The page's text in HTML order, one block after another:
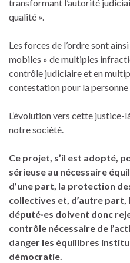
transformant l’autorité
qualité ».
Les forces de l’ordre sont
mobiles » de multiples
contrôle judiciaire et en
contestation pour la personne
L’évolution vers cette justice-
notre société.
Ce projet, s’il est adopté,
sérieuse au nécessaire
d’une part, la protection
collectives et, d’autre part,
député·es doivent donc
contrôle nécessaire de
danger les équilibres
démocratie.